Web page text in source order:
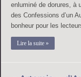
enluminé de dorures, à
des Confessions d’un
bonheur pour les
Lire la suite »